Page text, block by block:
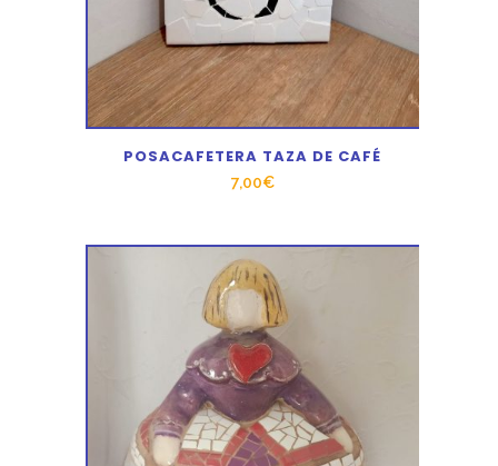
POSACAFETERA TAZA DE CAFÉ
7,00€